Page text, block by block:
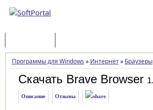
Программы для Windows » Интернет» Браузеры
Скачать Brave Browser
Описание Отзывы